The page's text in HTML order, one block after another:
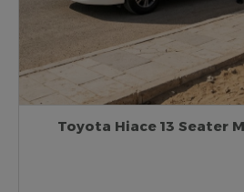
Toyota Hiace 13 Seater